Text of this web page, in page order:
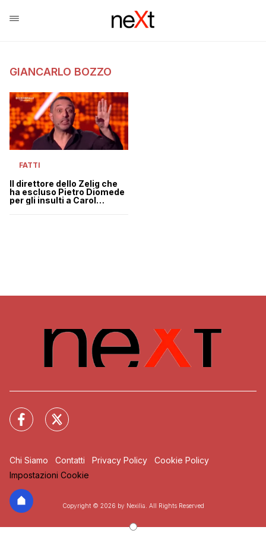
GIANCARLO BOZZO
FATTI
Il direttore dello Zelig che
ha escluso Pietro Diomede
per gli insulti a Carol
Chi Siamo Contatti Privacy Policy
Cookie Policy
Impostazioni Cookie
Copyright © 2026 by Nexilia. All Rights Reserved